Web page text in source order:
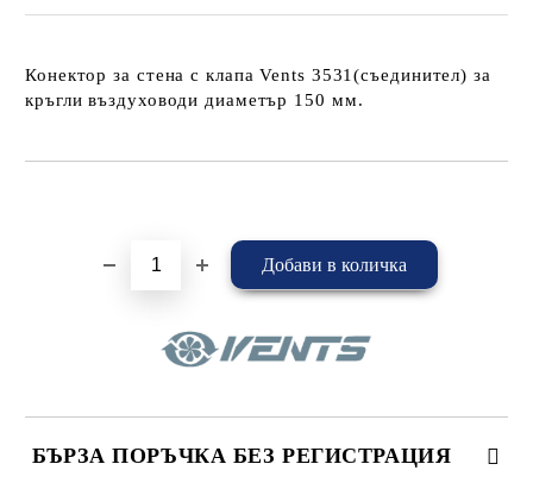
Конектор за стена с клапа Vents 3531(съединител) за
кръгли въздуховоди диаметър 150 мм.
БЪРЗА ПОРЪЧКА БЕЗ РЕГИСТРАЦИЯ